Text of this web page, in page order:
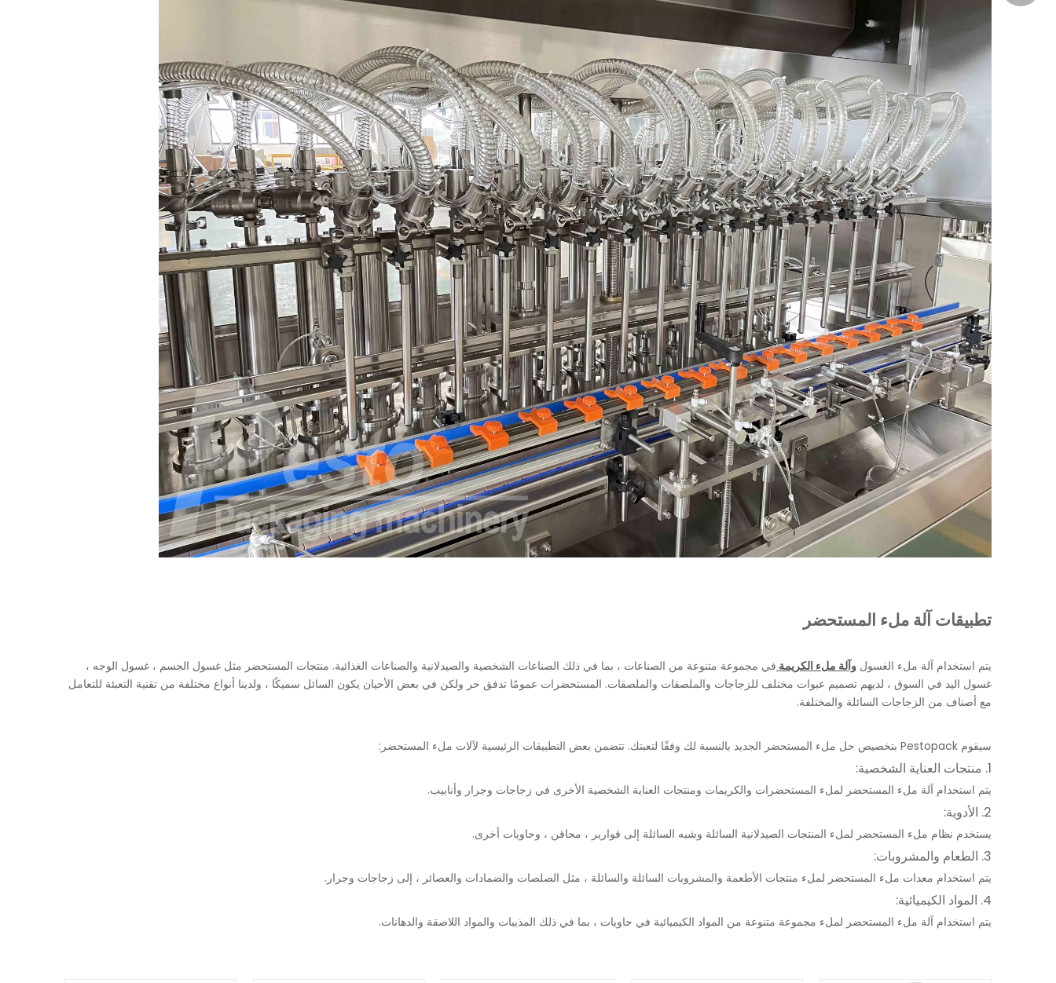
تطبيقات آلة ملء المستحضر
يتم استخدام آلة ملء الغسول وآلة ملء الكريمة في مجموعة متنوعة من الصناعات ، بما في ذلك الصناعات الشخصية والصيدلانية والصناعات الغذائية. منتجات المستحضر مثل غسول الجسم ، غسول الوجه ،
غسول اليد في السوق ، لديهم تصميم عبوات مختلف للزجاجات والملصقات والملصقات. المستحضرات عمومًا تدفق حر ولكن في بعض الأحيان يكون السائل سميكًا ، ولدينا أنواع مختلفة من تقنية التعبئة للتعامل
مع أصناف من الزجاجات السائلة والمختلفة.
سيقوم Pestopack بتخصيص حل ملء المستحضر الجديد بالنسبة لك وفقًا لتعبتك. تتضمن بعض التطبيقات الرئيسية لآلات ملء المستحضر:
1. منتجات العناية الشخصية:
يتم استخدام آلة ملء المستحضر لملء المستحضرات والكريمات ومنتجات العناية الشخصية الأخرى في زجاجات وجرار وأنابيب.
2. الأدوية:
يستخدم نظام ملء المستحضر لملء المنتجات الصيدلانية السائلة وشبه السائلة إلى قوارير ، محاقن ، وحاويات أخرى.
3. الطعام والمشروبات:
يتم استخدام معدات ملء المستحضر لملء منتجات الأطعمة والمشروبات السائلة والسائلة ، مثل الصلصات والضمادات والعصائر ، إلى زجاجات وجرار.
4. المواد الكيميائية:
يتم استخدام آلة ملء المستحضر لملء مجموعة متنوعة من المواد الكيميائية في حاويات ، بما في ذلك المذيبات والمواد اللاصقة والدهانات.
واتساب